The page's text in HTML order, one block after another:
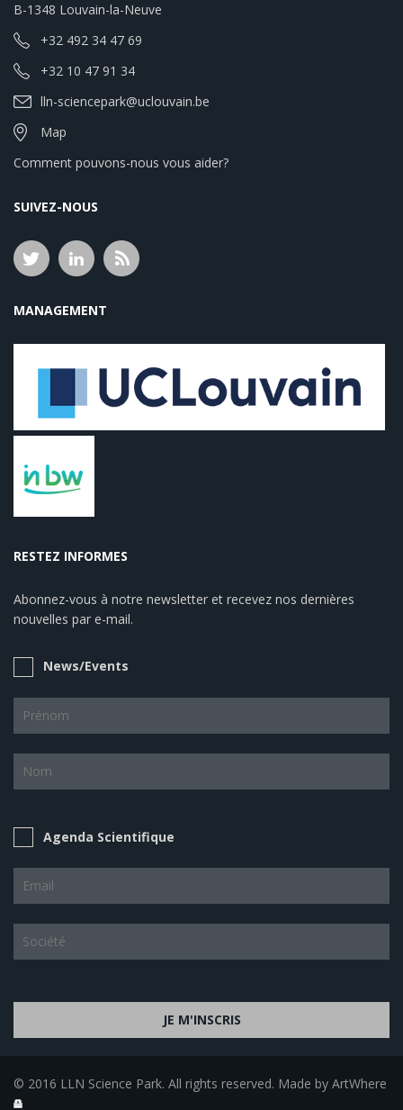
B-1348 Louvain-la-Neuve
+32 492 34 47 69
+32 10 47 91 34
lln-sciencepark@uclouvain.be
Map
Comment pouvons-nous vous aider?
SUIVEZ-NOUS
MANAGEMENT
RESTEZ INFORMES
Abonnez-vous à notre newsletter et recevez nos dernières
nouvelles par e-mail.
News/Events
Agenda Scientifique
JE M'INSCRIS
© 2016 LLN Science Park. All rights reserved. Made by ArtWhere